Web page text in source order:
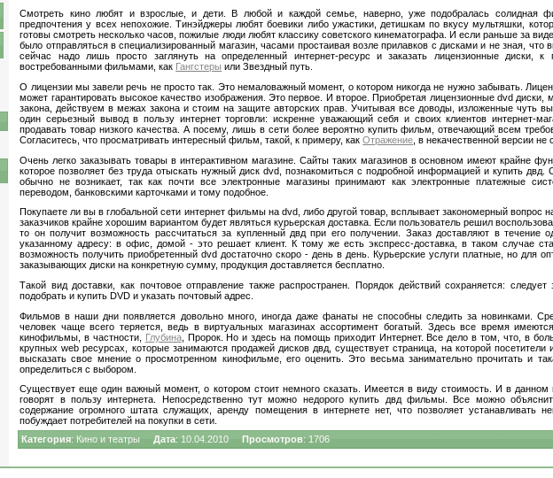
Смотреть кино любят и взрослые, и дети. В любой и каждой семье, наверно, уже подобралась солидная
предпочтения у всех непохожие. Тинэйджеры любят боевики либо ужастики, детишкам по вкусу мультяшки,
готовы смотреть несколько часов, пожилые люди любят классику советского кинематографа. И если раньше за
было отправляться в специализированный магазин, часами простаивая возле прилавков с дисками и не зная, что
сейчас надо лишь просто заглянуть на определенный интернет-ресурс и заказать лицензионные диски, к
востребованными фильмами, как Гангстеры или Звездный путь.
О лицензии мы завели речь не просто так. Это немаловажный момент, о котором никогда не нужно забывать.
может гарантировать высокое качество изображения. Это первое. И второе. Приобретая лицензионные dvd
закона, действуем в межах закона и стоим на защите авторских прав. Учитывая все доводы, изложенные чуть
один серьезный вывод в пользу интернет торговли: искренне уважающий себя и своих клиентов интернет-
продавать товар низкого качества. А посему, лишь в сети более вероятно купить фильм, отвечающий всем
Согласитесь, что просматривать интересный фильм, такой, к примеру, какОтражение , в некачественной версии не
Очень легко заказывать товары в интерактивном магазине. Сайты таких магазинов в основном имеют крайне
которое позволяет без труда отыскать нужный диск dvd, познакомиться с подробной информацией и купить двд.
обычно не возникает, так как почти все электронные магазины принимают как электронные платежные
переводом, банковскими карточками и тому подобное.
Покупаете ли вы в глобальной сети интернет фильмы на dvd, либо другой товар, всплывает закономерный вопрос
заказчиков крайне хорошим вариантом будет являться курьерская доставка. Если пользователь решил
то он получит возможность рассчитаться за купленный двд при его получении. Заказ доставляют в течение
указанному адресу: в офис, домой - это решает клиент. К тому же есть экспресс-доставка, в таком случае
возможность получить приобретенный dvd достаточно скоро - день в день. Курьерские услуги платные, но для
заказывающих диски на конкретную сумму, продукция доставляется бесплатно.
Такой вид доставки, как почтовое отправление также распространен. Порядок действий сохраняется: следует
подобрать и купить DVD и указать почтовый адрес.
Фильмов в наши дни появляется довольно много, иногда даже фанаты не способны следить за новинками.
человек чаще всего теряется, ведь в виртуальных магазинах ассортимент богатый. Здесь все время
кинофильмы, в частности,
Глубина, Пророк. Но и здесь на помощь приходит Интернет. Все дело в том, что, в
крупных web ресурсах, которые занимаются продажей дисков двд, существует страница, на которой посетители
высказать свое мнение о просмотренном кинофильме, его оценить. Это весьма занимательно прочитать и
определиться с выбором.
Существует еще один важный момент, о котором стоит немного сказать. Имеется в виду стоимость. И в данном
говорят в пользу интернета. Непосредственно тут можно недорого купить двд фильмы. Все можно
содержание огромного штата служащих, аренду помещения в интернете нет, что позволяет устанавливать
побуждает потребителей на покупки в сети.
Категория: Кино и театры Дата: 10.04.2010 Просмотров: 1706
Квартиры- однокомнатные,двухкомнатные ,трёхкомнатные,